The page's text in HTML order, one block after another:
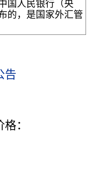
国人民银行（央
的，是国家外汇管
告
：